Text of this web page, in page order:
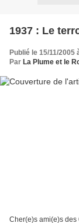
1937 : Le
Publié le 15/11/2005
Par La Plume et le
Cher(e)s ami(e)s